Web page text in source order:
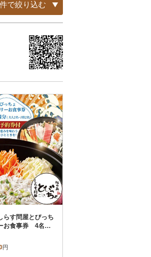
で絞り込む
解除
解除
礼品
ワンストップ申請
す問屋とびっち
お食事券 4名様
2名)
円